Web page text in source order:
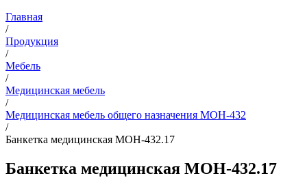
Главная
/
Продукция
/
Мебель
/
Медицинская мебель
/
Медицинская мебель общего назначения МОН-432
/
Банкетка медицинская МОН-432.17
Банкетка медицинская МОН-432.17